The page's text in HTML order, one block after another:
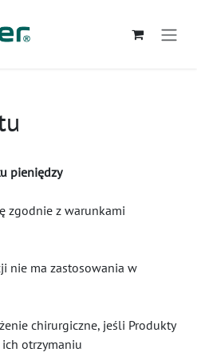
pieniędzy
zgodnie z warunkami
nie ma zastosowania w
chirurgiczne, jeśli Produkty
otrzymaniu